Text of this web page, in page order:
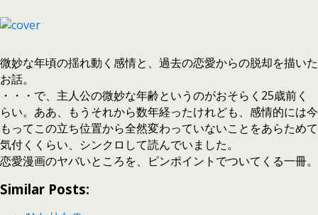
微妙な年頃の揺れ動く感情と、過去の恋愛からの脱却を描いた
お話。
・・・で、主人公の微妙な年齢というのがおそらく25歳前く
らい。ああ、もうそれから数年経ったけれども、感情的には今
もってこの立ち位置から全然変わっていないことをあらためて
気付くくらい、シンクロして読んでいました。
恋愛漫画のヤバいところを、ピンポイントでついてくる一冊。
Similar Posts: